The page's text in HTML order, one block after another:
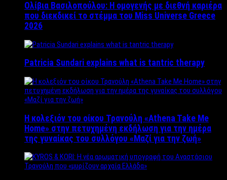
Ολίβια Βασιλοπούλου: Η ομογενής με διεθνή καριέρα
που διεκδικεί το στέμμα του Miss Universe Greece
2026
Patricia Sundari explains what is tantric therapy
Η κολεξιόν του οίκου Τρανούλη «Athena Take Me
Home» στην πετυχημένη εκδήλωση για την ημέρα
της γυναίκας του συλλόγου «Μαζί για την ζωή»